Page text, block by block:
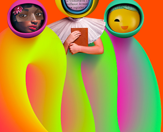
À propos du Salon
Liste des exposant·e·s
des auteur·rice·s